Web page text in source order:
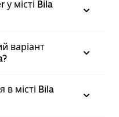
у місті Bila
варіант
місті Bila